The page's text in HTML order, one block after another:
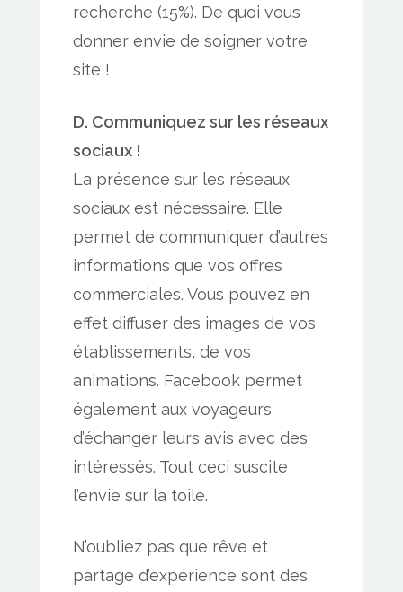
recherche (15%). De quoi vous
donner envie de soigner votre
site !
D. Communiquez sur les réseaux
sociaux !
La présence sur les réseaux
sociaux est nécessaire. Elle
permet de communiquer d’autres
informations que vos offres
commerciales. Vous pouvez en
effet diffuser des images de vos
établissements, de vos
animations. Facebook permet
également aux voyageurs
d’échanger leurs avis avec des
intéressés. Tout ceci suscite
l’envie sur la toile.
N’oubliez pas que rêve et
partage d’expérience sont des